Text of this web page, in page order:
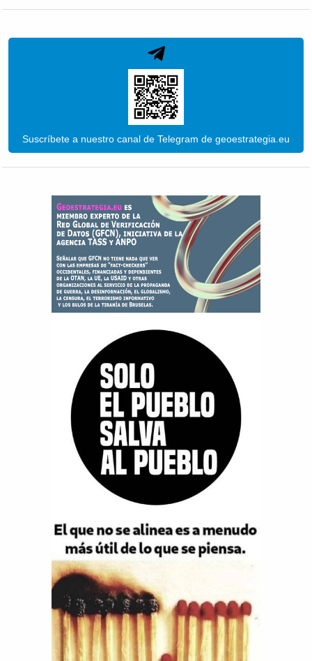
Suscríbete a nuestro canal de Telegram de geoestrategia.eu